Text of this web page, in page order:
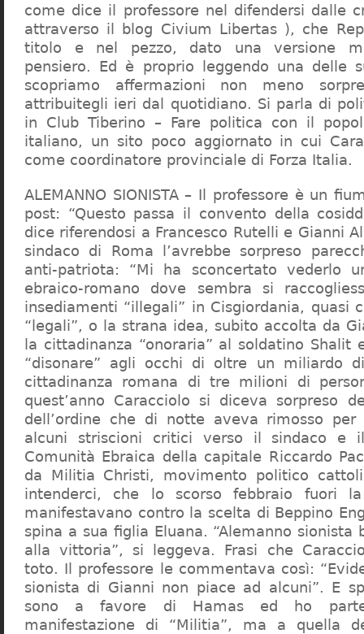
come dice il professore nel difendersi dalle
attraverso il blog Civium Libertas ), che
titolo e nel pezzo, dato una versione
pensiero. Ed è proprio leggendo una delle
scopriamo affermazioni non meno
attribuitegli ieri dal quotidiano. Si parla di
in Club Tiberino – Fare politica con il
italiano, un sito poco aggiornato in cui
come coordinatore provinciale di Forza Italia.
ALEMANNO SIONISTA – Il professore è un
post: “Questo passa il convento della
dice riferendosi a Francesco Rutelli e Gianni
sindaco di Roma l’avrebbe sorpreso
anti-patriota: “Mi ha sconcertato vederlo
ebraico-romano dove sembra si
insediamenti “illegali” in Cisgiordania, quasi
“legali”, o la strana idea, subito accolta da
la cittadinanza “onoraria” al soldatino Shalit
“disonare” agli occhi di oltre un miliardo
cittadinanza romana di tre milioni di
quest’anno Caracciolo si diceva sorpreso
dell’ordine che di notte aveva rimosso
alcuni striscioni critici verso il sindaco e
Comunità Ebraica della capitale Riccardo
da Militia Christi, movimento politico
intenderci, che lo scorso febbraio fuori
manifestavano contro la scelta di Beppino
spina a sua figlia Eluana. “Alemanno sionista
alla vittoria”, si leggeva. Frasi che
toto. Il professore le commentava così:
sionista di Gianni non piace ad alcuni”. E
sono a favore di Hamas ed ho
manifestazione di “Militia”, ma a quella